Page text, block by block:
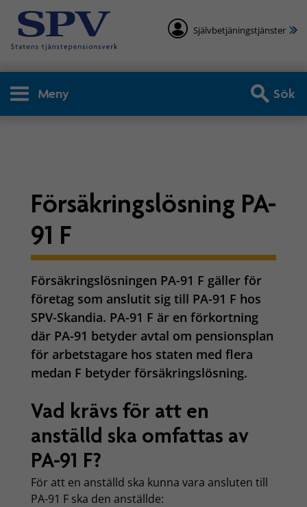
Självbetjäningstjänster
Meny Sök
Försäkringslösning PA-
91 F
Försäkringslösningen PA-91 F gäller för
företag som anslutit sig till PA-91 F hos
SPV-Skandia. PA-91 F är en förkortning
där PA-91 betyder avtal om pensionsplan
för arbetstagare hos staten med flera
medan F betyder försäkringslösning.
Vad krävs för att en
anställd ska omfattas av
PA-91 F?
För att en anställd ska kunna vara ansluten till
PA-91 F ska den anställde: